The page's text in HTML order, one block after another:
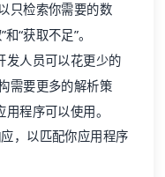
只检索你需要的数
“获取不足”。
发人员可以花更少的
需要更多的解析策
程序可以使用。
，以匹配你应用程序